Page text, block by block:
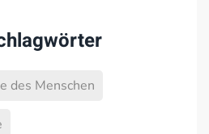
des Menschen